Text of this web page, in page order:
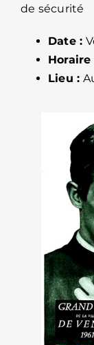
de sécurité
Date :
Horaire
Lieu :